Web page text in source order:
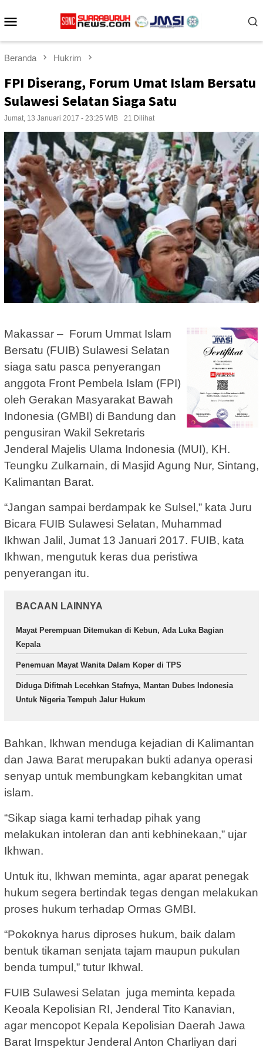
ke
Beranda Hukrim
FPI Diserang, Forum Umat Islam Bersatu
Sulawesi Selatan Siaga Satu
Jumat, 13 Januari 2017 - 23:25 WIB 21 Dilihat
Makassar – Forum Ummat Islam
Bersatu (FUIB) Sulawesi Selatan
siaga satu pasca penyerangan
anggota Front Pembela Islam (FPI)
oleh Gerakan Masyarakat Bawah
Indonesia (GMBI) di Bandung dan
pengusiran Wakil Sekretaris
Jenderal Majelis Ulama Indonesia (MUI), KH.
Teungku Zulkarnain, di Masjid Agung Nur, Sintang,
Kalimantan Barat.
“Jangan sampai berdampak ke Sulsel,” kata Juru
Bicara FUIB Sulawesi Selatan, Muhammad
Ikhwan Jalil, Jumat 13 Januari 2017. FUIB, kata
Ikhwan, mengutuk keras dua peristiwa
penyerangan itu.
BACAAN LAINNYA
Mayat Perempuan Ditemukan di Kebun, Ada Luka Bagian
Kepala
Penemuan Mayat Wanita Dalam Koper di TPS
Diduga Difitnah Lecehkan Stafnya, Mantan Dubes Indonesia
Untuk Nigeria Tempuh Jalur Hukum
Bahkan, Ikhwan menduga kejadian di Kalimantan
dan Jawa Barat merupakan bukti adanya operasi
senyap untuk membungkam kebangkitan umat
islam.
“Sikap siaga kami terhadap pihak yang
melakukan intoleran dan anti kebhinekaan,” ujar
Ikhwan.
Untuk itu, Ikhwan meminta, agar aparat penegak
hukum segera bertindak tegas dengan melakukan
proses hukum terhadap Ormas GMBI.
“Pokoknya harus diproses hukum, baik dalam
bentuk tikaman senjata tajam maupun pukulan
benda tumpul,” tutur Ikhwal.
FUIB Sulawesi Selatan juga meminta kepada
Keoala Kepolisian RI, Jenderal Tito Kanavian,
agar mencopot Kepala Kepolisian Daerah Jawa
Barat Irnspektur Jenderal Anton Charliyan dari